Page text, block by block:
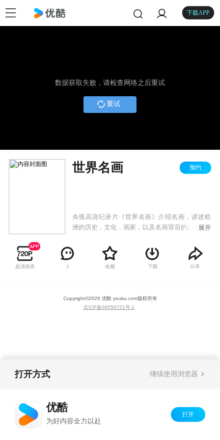
下载APP
数据获取失败，请检查网络之后重试
重试
世界名画 预约
央视高清纪录片《世界名画》介绍名画，讲述欧
洲的历史，文化，画家，以及名画背后的故事。展开
超清画质 3 收藏 下载 分享
Copyright©2026 优酷 youku.com版权所有
京ICP备06050721号-1
打开方式 继续使用浏览器
优酷
为好内容全力以赴
打开